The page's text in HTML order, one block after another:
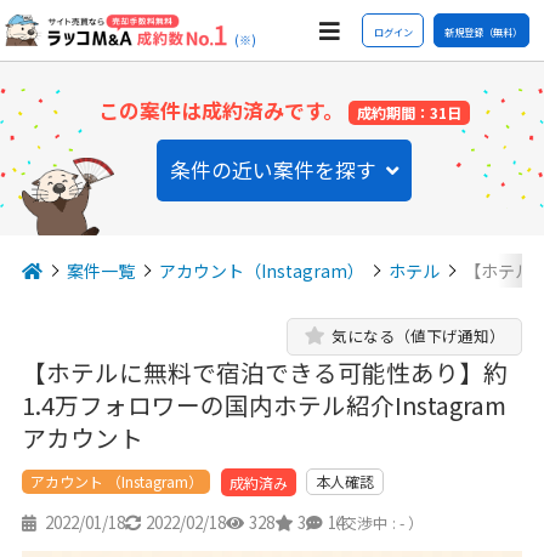
(※) ログイン 新規登録（無料）
この案件は成約済みです。 成約期間：31日
条件の近い案件を探す
案件一覧 アカウント（Instagram） ホテル 【ホテ
【ホテルに無料で宿泊できる可能性あり】約
1.4万フォロワーの国内ホテル紹介Instagram
アカウント
気になる（値下げ通知）
アカウント （Instagram） 成約済み 本人確認
2022/01/18 2022/02/18 328 3 14
（交渉中 : - ）